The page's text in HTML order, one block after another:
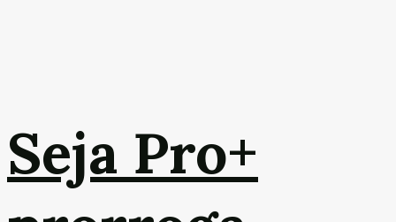
Seja Pro+